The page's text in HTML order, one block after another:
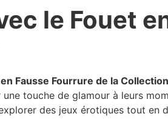
le Fouet
Fausse Fourrure de la
touche de glamour à leurs
des jeux érotiques tout en